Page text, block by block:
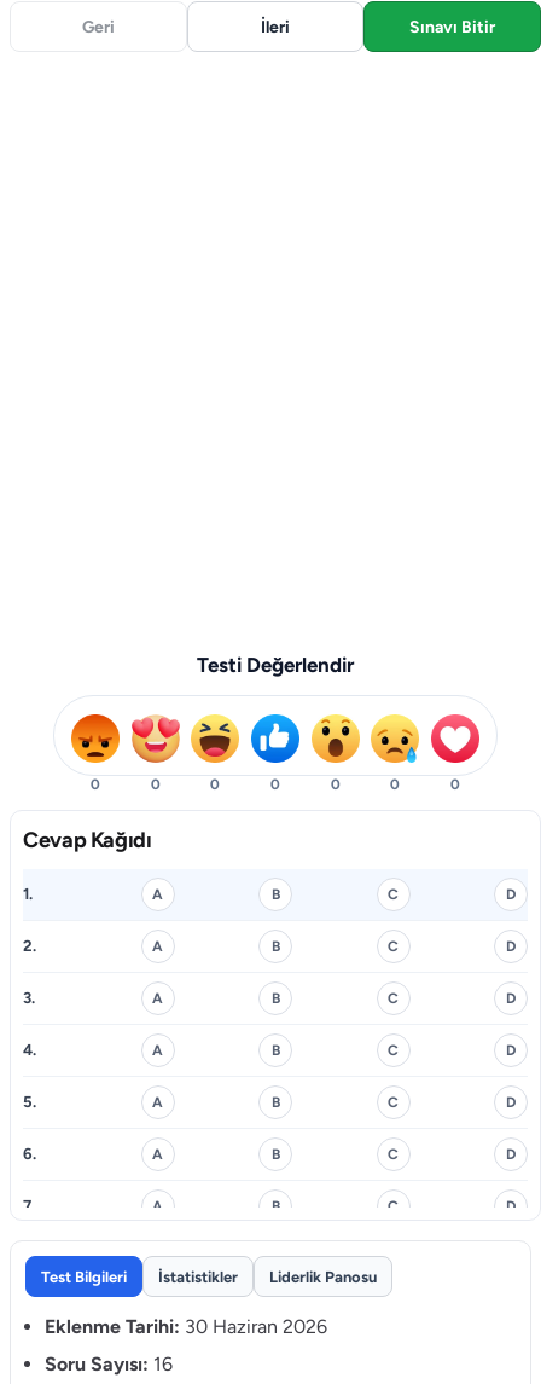
Geri İleri Sınavı Bitir
Testi Değerlendir
0 0 0 0 0 0 0
Cevap Kağıdı
1. A B C D
2. A B C D
3. A B C D
4. A B C D
5. A B C D
6. A B C D
7. A B C D
8. A B C
10. A
Test Bilgileri İstatistikler Liderlik Panosu
Eklenme Tarihi: 30 Haziran 2026
Soru Sayısı: 16